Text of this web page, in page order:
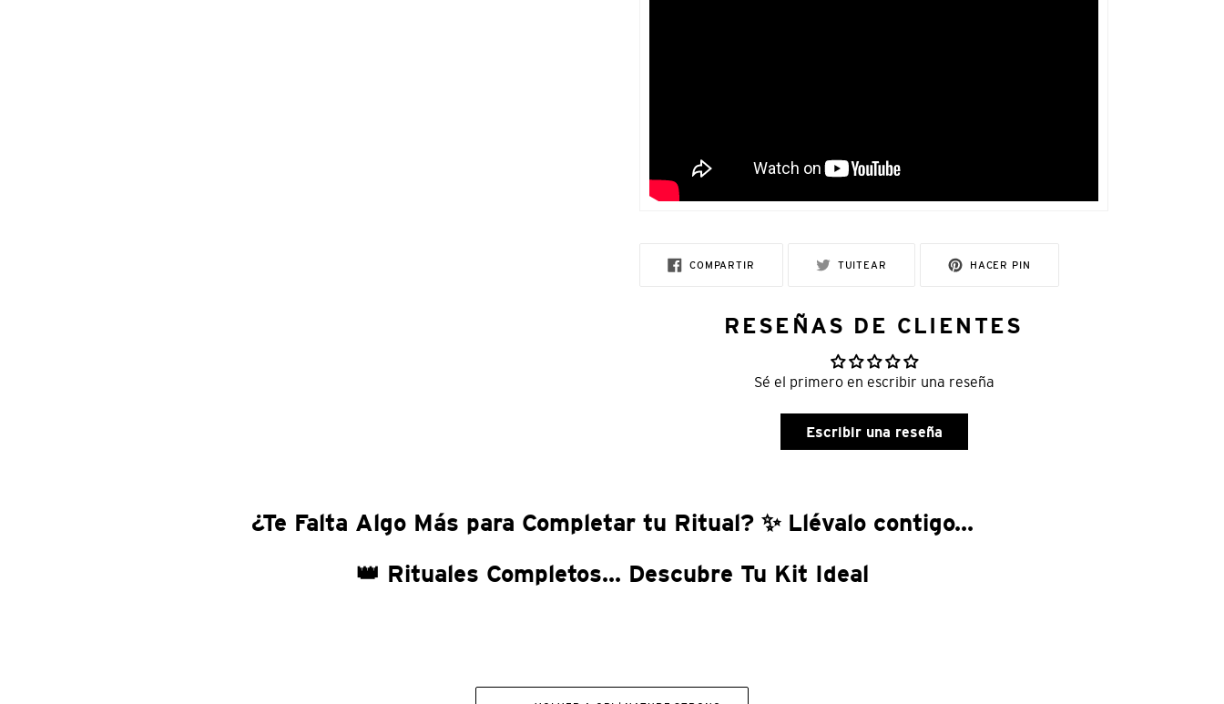
COMPARTIR COMPARTIR
TUITEAR HACER PIN
RESEÑAS DE CLIENTES
Sé el primero en escribir una reseña
Escribir una reseña
¿Te Falta Algo Más para Completar tu Ritual? ✨ Llévalo contigo...
👑 Rituales Completos... Descubre Tu Kit Ideal